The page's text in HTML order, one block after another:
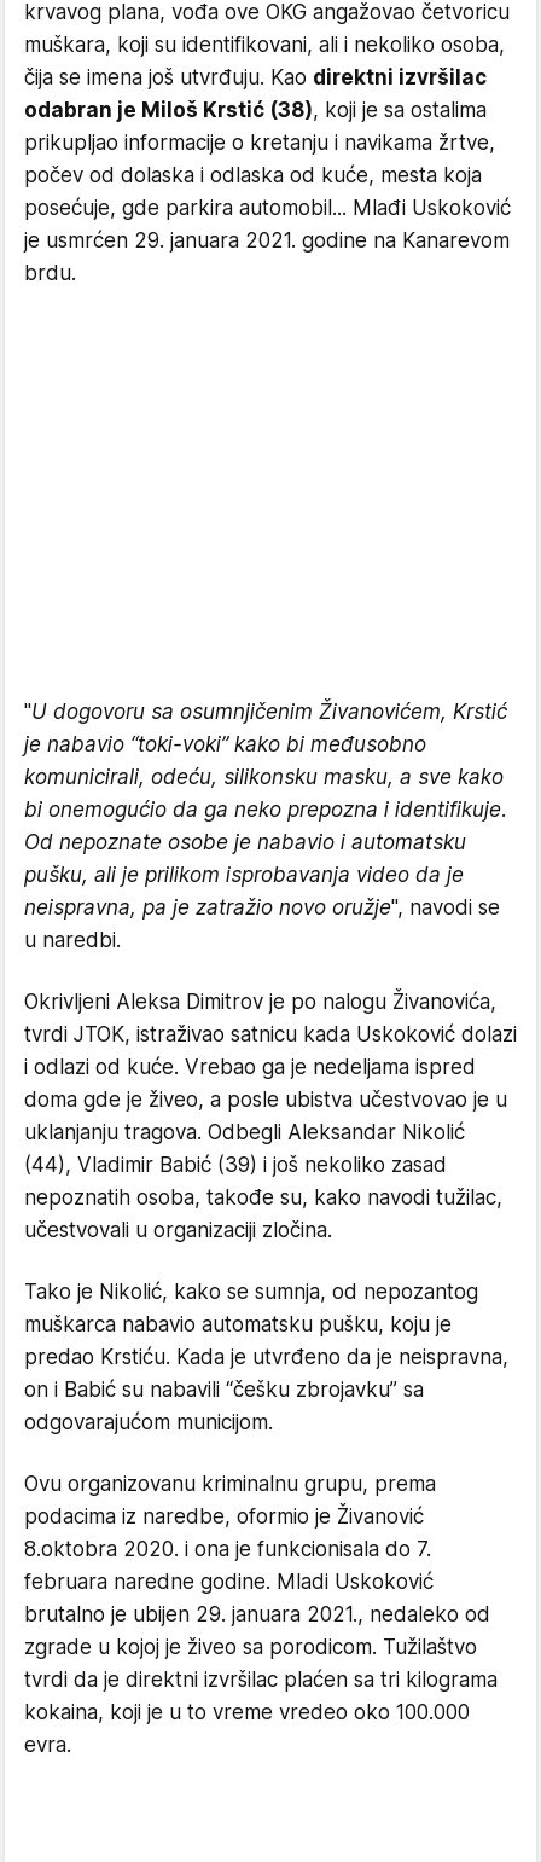
krvavog plana, vođa ove OKG angažovao četvoricu
muškara, koji su identifikovani, ali i nekoliko osoba,
čija se imena još utvrđuju. Kao direktni izvršilac
odabran je Miloš Krstić (38), koji je sa ostalima
prikupljao informacije o kretanju i navikama žrtve,
počev od dolaska i odlaska od kuće, mesta koja
posećuje, gde parkira automobil... Mlađi Uskoković
je usmrćen 29. januara 2021. godine na Kanarevom
brdu.
"U dogovoru sa osumnjičenim Živanovićem, Krstić
je nabavio “toki-voki” kako bi međusobno
komunicirali, odeću, silikonsku masku, a sve kako
bi onemogućio da ga neko prepozna i identifikuje.
Od nepoznate osobe je nabavio i automatsku
pušku, ali je prilikom isprobavanja video da je
neispravna, pa je zatražio novo oružje", navodi se
u naredbi.
Okrivljeni Aleksa Dimitrov je po nalogu Živanovića,
tvrdi JTOK, istraživao satnicu kada Uskoković dolazi
i odlazi od kuće. Vrebao ga je nedeljama ispred
doma gde je živeo, a posle ubistva učestvovao je u
uklanjanju tragova. Odbegli Aleksandar Nikolić
(44), Vladimir Babić (39) i još nekoliko zasad
nepoznatih osoba, takođe su, kako navodi tužilac,
učestvovali u organizaciji zločina.
Tako je Nikolić, kako se sumnja, od nepozantog
muškarca nabavio automatsku pušku, koju je
predao Krstiću. Kada je utvrđeno da je neispravna,
on i Babić su nabavili “češku zbrojavku” sa
odgovarajućom municijom.
Ovu organizovanu kriminalnu grupu, prema
podacima iz naredbe, oformio je Živanović
8.oktobra 2020. i ona je funkcionisala do 7.
februara naredne godine. Mladi Uskoković
brutalno je ubijen 29. januara 2021., nedaleko od
zgrade u kojoj je živeo sa porodicom. Tužilaštvo
tvrdi da je direktni izvršilac plaćen sa tri kilograma
kokaina, koji je u to vreme vredeo oko 100.000
evra.